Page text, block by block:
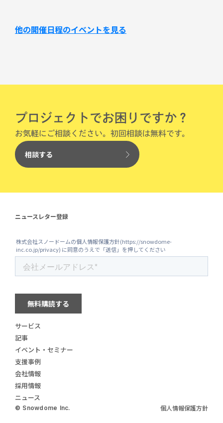
他の開催日程のイベントを見る
プロジェクトでお困りですか？
お気軽にご相談ください。初回相談は無料です。
相談する
ニュースレター登録
サービス
記事
イベント・セミナー
支援事例
会社情報
採用情報
ニュース
© Snowdome Inc. 個人情報保護方針